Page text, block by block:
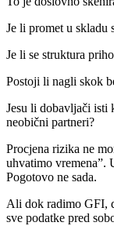
Je li promet u skladu
Je li se struktura
Postoji li nagli skok
Jesu li dobavljači isti
neobični partneri?
Procjena rizika ne
uhvatimo vremena”.
Pogotovo ne sada.
Ali dok radimo GFI,
sve podatke pred